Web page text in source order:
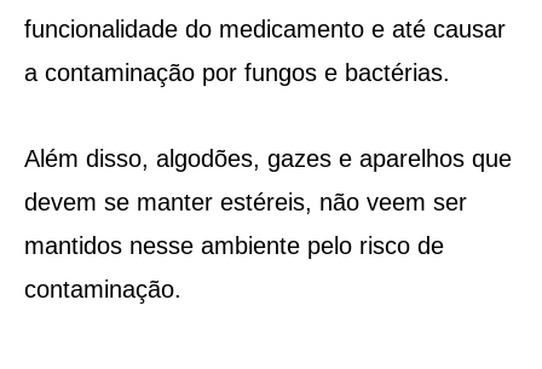
funcionalidade do medicamento e até causar
a contaminação por fungos e bactérias.
Além disso, algodões, gazes e aparelhos que
devem se manter estéreis, não veem ser
mantidos nesse ambiente pelo risco de
contaminação.